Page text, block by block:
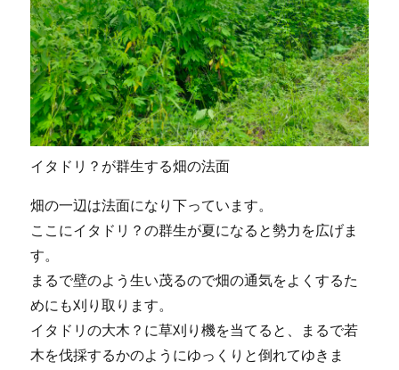
イタドリ？が群生する畑の法面
畑の一辺は法面になり下っています。
ここにイタドリ？の群生が夏になると勢力を広げま
す。
まるで壁のよう生い茂るので畑の通気をよくするた
めにも刈り取ります。
イタドリの大木？に草刈り機を当てると、まるで若
木を伐採するかのようにゆっくりと倒れてゆきま